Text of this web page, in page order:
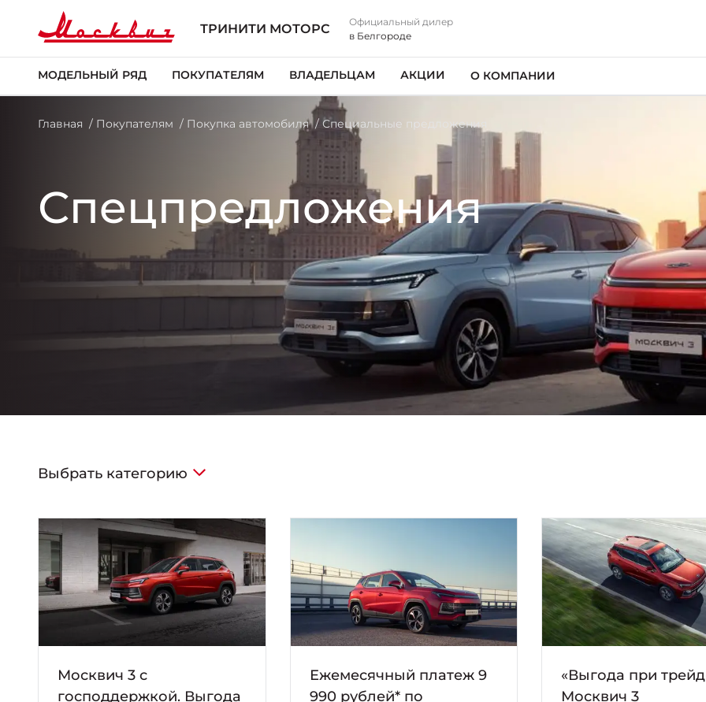
ТРИНИТИ МОТОРС
Официальный дилер
в Белгороде
МОДЕЛЬНЫЙ РЯД ПОКУПАТЕЛЯМ ВЛАДЕЛЬЦАМ АКЦИИ О КОМПАНИИ
Главная Покупателям Покупка автомобиля Специальные предложения
Спецпредложения
Выбрать категорию
Москвич 3 с
господдержкой. Выгода
Ежемесячный платеж 9
990 рублей* по
«Выгода при
Москвич 3